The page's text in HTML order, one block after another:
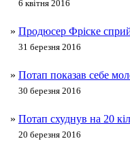
6 квітня 2016
» Продюсер Фріске
31 березня 2016
» Потап показав себе
30 березня 2016
» Потап схуднув на 20
20 березня 2016